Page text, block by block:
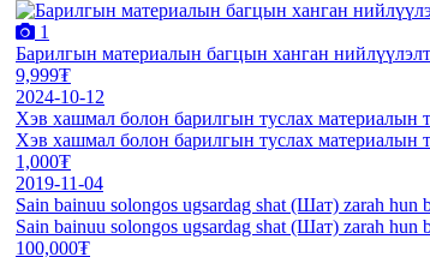
1
Барилгын материалын багцын ханган
9,999₮
2024-10-12
Хэв хашмал болон барилгын туслах материалын
Хэв хашмал болон барилгын туслах материалын
1,000₮
2019-11-04
Sain bainuu solongos ugsardag shat (Шат) zarah hun
Sain bainuu solongos ugsardag shat (Шат) zarah hun
100,000₮